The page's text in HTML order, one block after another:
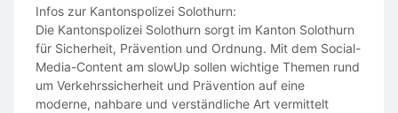
Infos zur Kantonspolizei Solothurn:
Die Kantonspolizei Solothurn sorgt im Kanton Solothurn
für Sicherheit, Prävention und Ordnung. Mit dem Social-
Media-Content am slowUp sollen wichtige Themen rund
um Verkehrssicherheit und Prävention auf eine
moderne, nahbare und verständliche Art vermittelt